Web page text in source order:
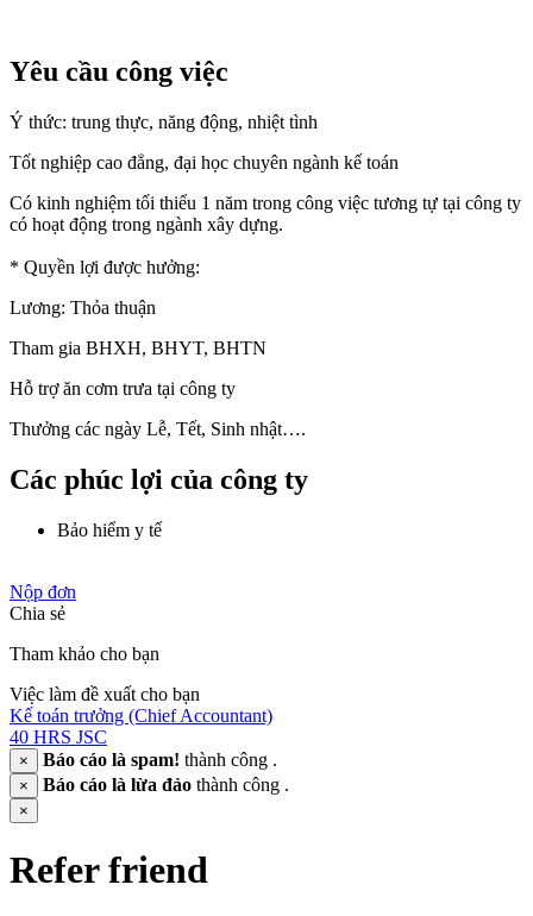
Yêu cầu công việc
Ý thức: trung thực, năng động, nhiệt tình
Tốt nghiệp cao đẳng, đại học chuyên ngành kế toán
Có kinh nghiệm tối thiểu 1 năm trong công việc tương tự tại công ty
có hoạt động trong ngành xây dựng.
* Quyền lợi được hưởng:
Lương: Thỏa thuận
Tham gia BHXH, BHYT, BHTN
Hỗ trợ ăn cơm trưa tại công ty
Thưởng các ngày Lễ, Tết, Sinh nhật….
Các phúc lợi của công ty
Bảo hiểm y tế
Nộp đơn
Chia sẻ
Tham khảo cho bạn
Việc làm đề xuất cho bạn
Kế toán trưởng (Chief Accountant)
40 HRS JSC
× Báo cáo là spam! thành công .
× Báo cáo là lừa đảo thành công .
×
Refer friend